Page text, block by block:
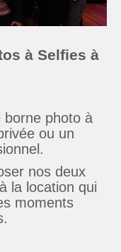
à Selfies à
borne photo à
ou un
nos deux
la location qui
moments